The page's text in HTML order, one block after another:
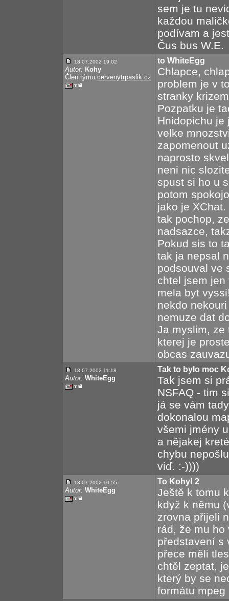
sem je tu
každou
podívam a
Čus bus W.E.
18.07.2002 19:02
Autor: Kohy
Člen týmu cervenytrpaslik.cz
to WhiteEgg
Chlapce,
problem je v
stranky
Pozpatku je
Hnidopichu je
velke
zapomenout
naprosto
neni nic
spust si ho u
potom
jako je
tak pochop,
nadsazce,
Pokud sis to
tak ja nepsal
podsouval ve
chtel jsem
mela byt
nekdo
nemuze dat
Ja myslim, ze
kterej je
obcas
18.07.2002 11:18
Autor: WhiteEgg
Tak to bylo moc
Tak jsem si
NSFAQ - tim
já se vám
dokonalou
všemi jmény
a nějakej
chybu
viď. :-))))
18.07.2002 10:55
Autor: WhiteEgg
To Kohy! 2
Ještě k tomu
když k němu
zrovna přijeli
rád, že mu ho
představení s
přece měli
chtěl zeptat,
který by se
formátu